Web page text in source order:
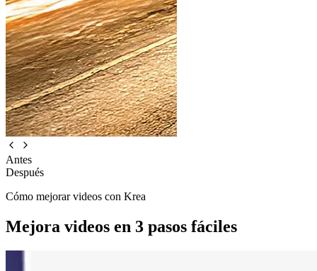
Antes
Después
Cómo mejorar videos con Krea
Mejora videos en 3 pasos fáciles